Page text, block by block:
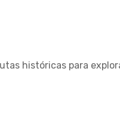
históricas para